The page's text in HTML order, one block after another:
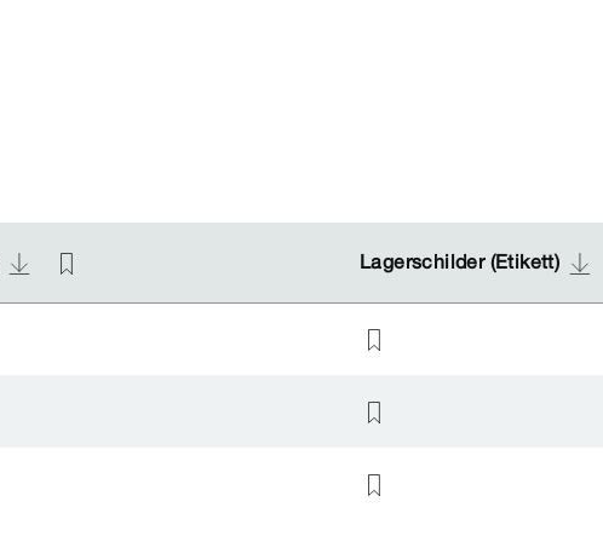
Lagerschilder (Etikett)
Lagerschilder (Etikett)